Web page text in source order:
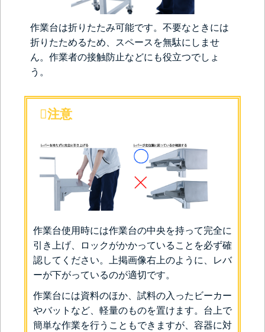
作業台は折りたたみ可能です。不要なときには
折りたためるため、スペースを無駄にしませ
ん。作業者の接触防止などにも役立つでしょ
う。
注意
作業台使用時には作業台の中央を持って完全に
引き上げ、ロックがかかっていることを必ず確
認してください。上掲画像右上のように、レバ
ーが下がっているのが適切です。
作業台には資料のほか、試料の入ったビーカー
やバットなど、軽量のものを置けます。台上で
簡単な作業を行うこともできますが、容器に対